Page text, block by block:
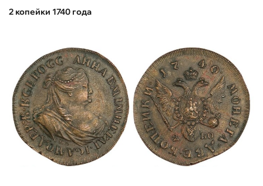
2 копейки 1740 года